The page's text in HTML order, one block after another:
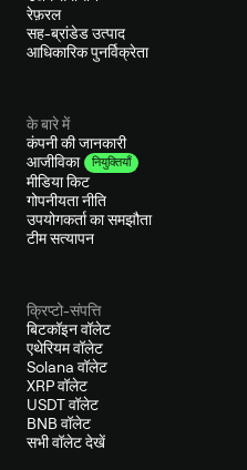
रेफ़रल
सह-ब्रांडेड उत्पाद
आधिकारिक पुनर्विक्रेता
के बारे में
कंपनी की जानकारी
आजीविका
नियुक्तियाँ
मीडिया किट
गोपनीयता नीति
उपयोगकर्ता का समझौता
टीम सत्यापन
क्रिप्टो-संपत्ति
बिटकॉइन वॉलेट
एथेरियम वॉलेट
Solana वॉलेट
XRP वॉलेट
USDT वॉलेट
BNB वॉलेट
सभी वॉलेट देखें